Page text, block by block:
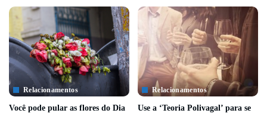
Relacionamentos
Você pode pular as flores do Dia
Relacionamentos
Use a ‘Teoria Polivagal’ para se